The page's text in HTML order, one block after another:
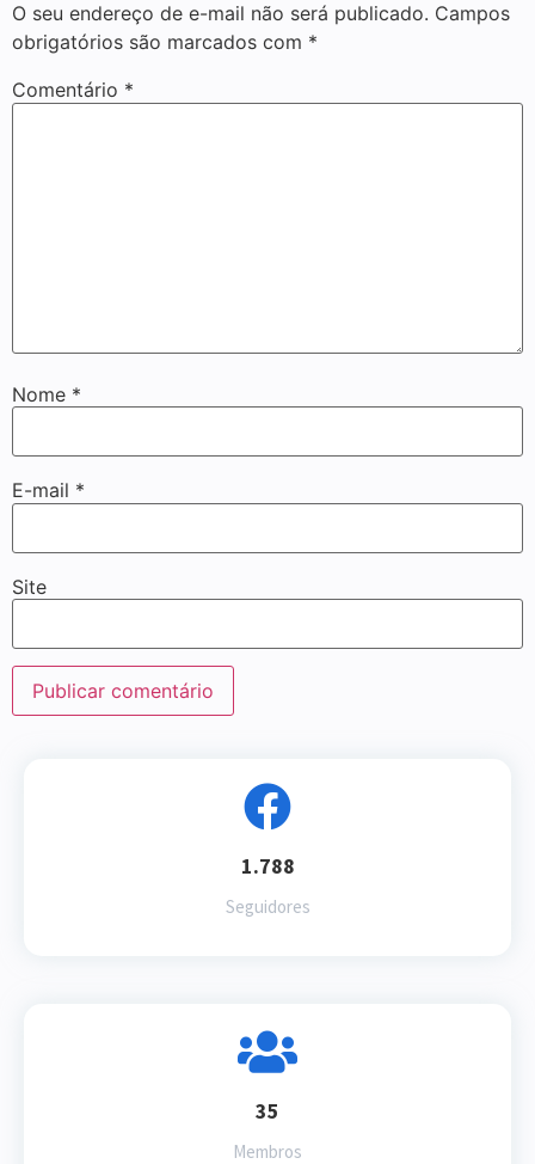
O seu endereço de e-mail não será publicado. Campos
obrigatórios são marcados com *
Comentário *
Nome *
E-mail *
Site
1.788
Seguidores
35
Membros